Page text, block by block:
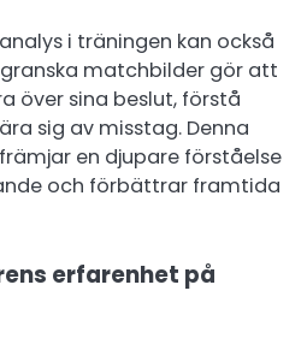
i träningen kan också
matchbilder gör att
över sina beslut, förstå
sig av misstag. Denna
en djupare förståelse
och förbättrar framtida
erfarenhet på